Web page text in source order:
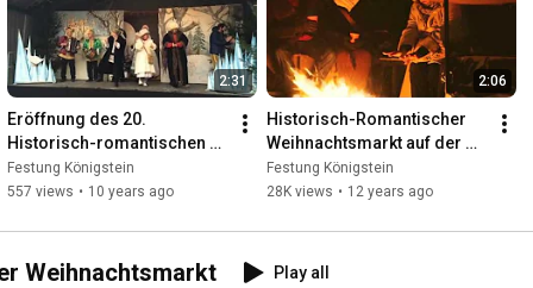
2:31
Eröffnung des 20.
Historisch-romantischen
Weihnachtsmarktes auf der
Festung Königstein
Festung Königstein
557 views • 10 years ago
2:06
Historisch-Romantischer
Weihnachtsmarkt auf der
Festung Königstein
Festung Königstein
28K views • 12 years ago
Weihnachtsmarkt Play all